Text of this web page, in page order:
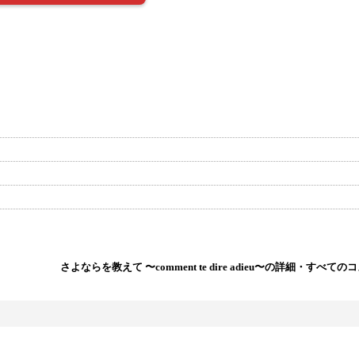
さよならを教えて 〜comment te dire adieu〜の詳細・すべての